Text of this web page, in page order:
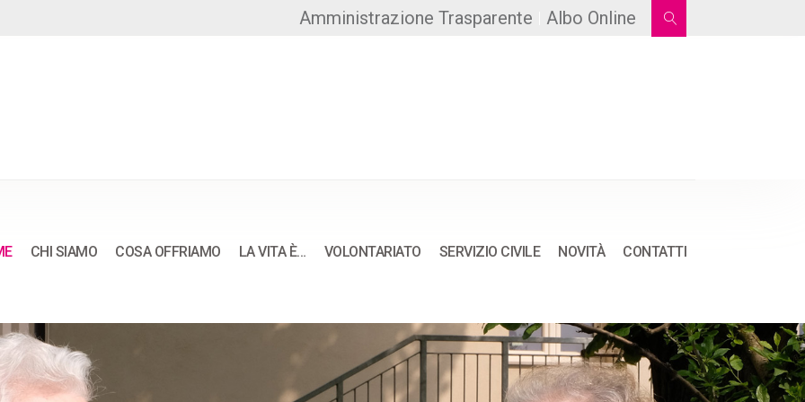
Amministrazione Trasparente Albo Online
CHI SIAMO COSA OFFRIAMO LA VITA È… VOLONTARIATO SERVIZIO CIVILE NOVITÀ CONTATTI